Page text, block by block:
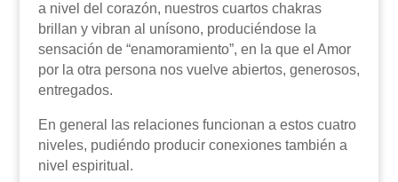
a nivel del corazón, nuestros cuartos chakras
brillan y vibran al unísono, produciéndose la
sensación de “enamoramiento”, en la que el Amor
por la otra persona nos vuelve abiertos, generosos,
entregados.
En general las relaciones funcionan a estos cuatro
niveles, pudiéndo producir conexiones también a
nivel espiritual.